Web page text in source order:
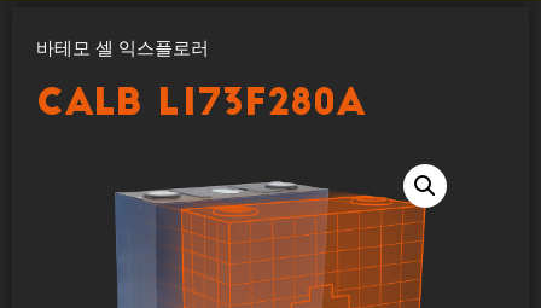
바테모 셀 익스플로러
CALB L173F280A